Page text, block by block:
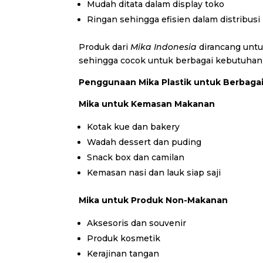
Mudah ditata dalam display toko
Ringan sehingga efisien dalam distribusi
Produk dariMika Indonesia dirancang
sehingga cocok untuk berbagai kebutuhan
Penggunaan Mika Plastik untuk
Mika untuk Kemasan Makanan
Kotak kue dan bakery
Wadah dessert dan puding
Snack box dan camilan
Kemasan nasi dan lauk siap saji
Mika untuk Produk Non-Makanan
Aksesoris dan souvenir
Produk kosmetik
Kerajinan tangan